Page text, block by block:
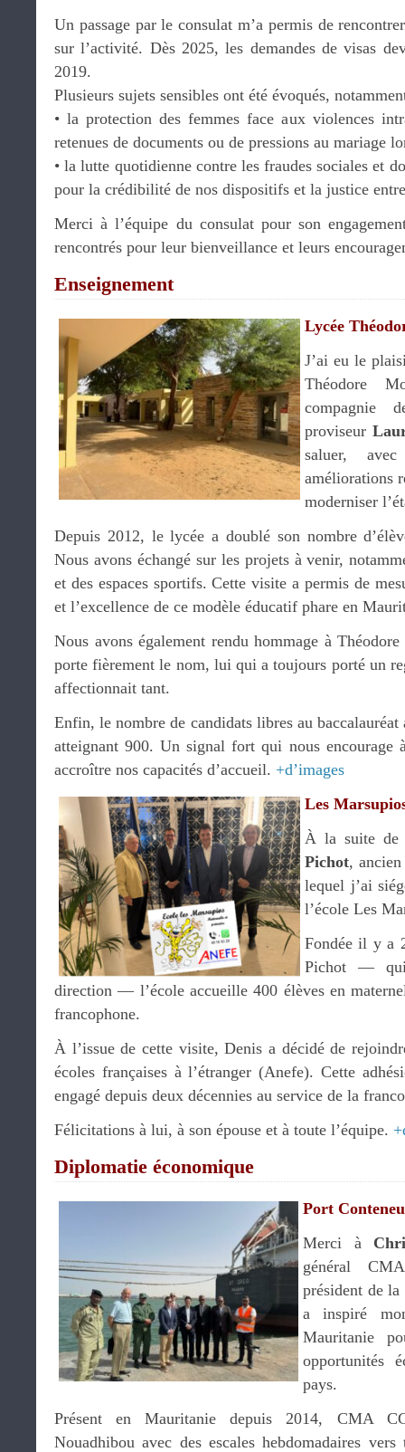
Un passage par le consulat m’a permis de
sur l’activité. Dès 2025, les demandes de visas
2019.
Plusieurs sujets sensibles ont été évoqués,
• la protection des femmes face aux violences
retenues de documents ou de pressions au mariage
• la lutte quotidienne contre les fraudes sociales et
pour la crédibilité de nos dispositifs et la justice
Merci à l’équipe du consulat pour son
rencontrés pour leur bienveillance et leurs
Enseignement
Lycée
J’ai eu le
Théodore
compagnie
proviseur
saluer,
améliorations
moderniser
Depuis 2012, le lycée a doublé son nombre
Nous avons échangé sur les projets à venir,
et des espaces sportifs. Cette visite a permis de
et l’excellence de ce modèle éducatif phare en
Nous avons également rendu hommage à
porte fièrement le nom, lui qui a toujours porté un
affectionnait tant.
Enfin, le nombre de candidats libres au
atteignant 900. Un signal fort qui nous encourage
accroître nos capacités d’accueil. +d’images
Les
À la suite de
Pichot,
lequel j’ai
l’école Les
Fondée il y a
Pichot — qui
direction — l’école accueille 400 élèves en
francophone.
À l’issue de cette visite, Denis a décidé de
écoles françaises à l’étranger (Anefe). Cette
engagé depuis deux décennies au service de la
Félicitations à lui, à son épouse et à toute l’équipe.
Diplomatie économique
Port
Merci à
général
président de
a inspiré
Mauritanie
opportunités
pays.
Présent en Mauritanie depuis 2014, CMA
Nouadhibou avec des escales hebdomadaires